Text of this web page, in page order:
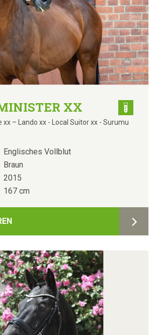
XX
xx – Lando xx - Local Suitor xx - Surumu
Englisches Vollblut
Braun
2015
167 cm